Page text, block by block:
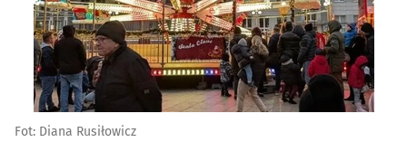
Fot: Diana Rusiłowicz